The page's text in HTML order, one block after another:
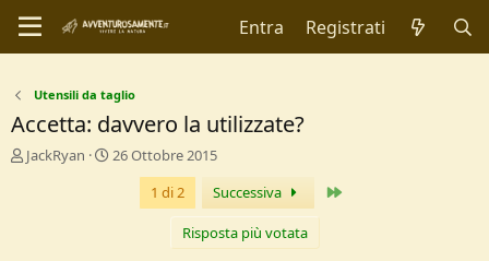
Entra Registrati
Utensili da taglio
Accetta: davvero la utilizzate?
C
JackRyan
D
26 Ottobre 2015
1 di 2
Successiva
Risposta più votata